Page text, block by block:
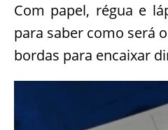
Com papel, régua e
para saber como será
bordas para encaixar